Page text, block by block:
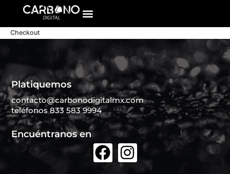
Checkout
Platiquemos
contacto@carbonodigitalmx.com
teléfonos 833 583 9994
Encuéntranos en